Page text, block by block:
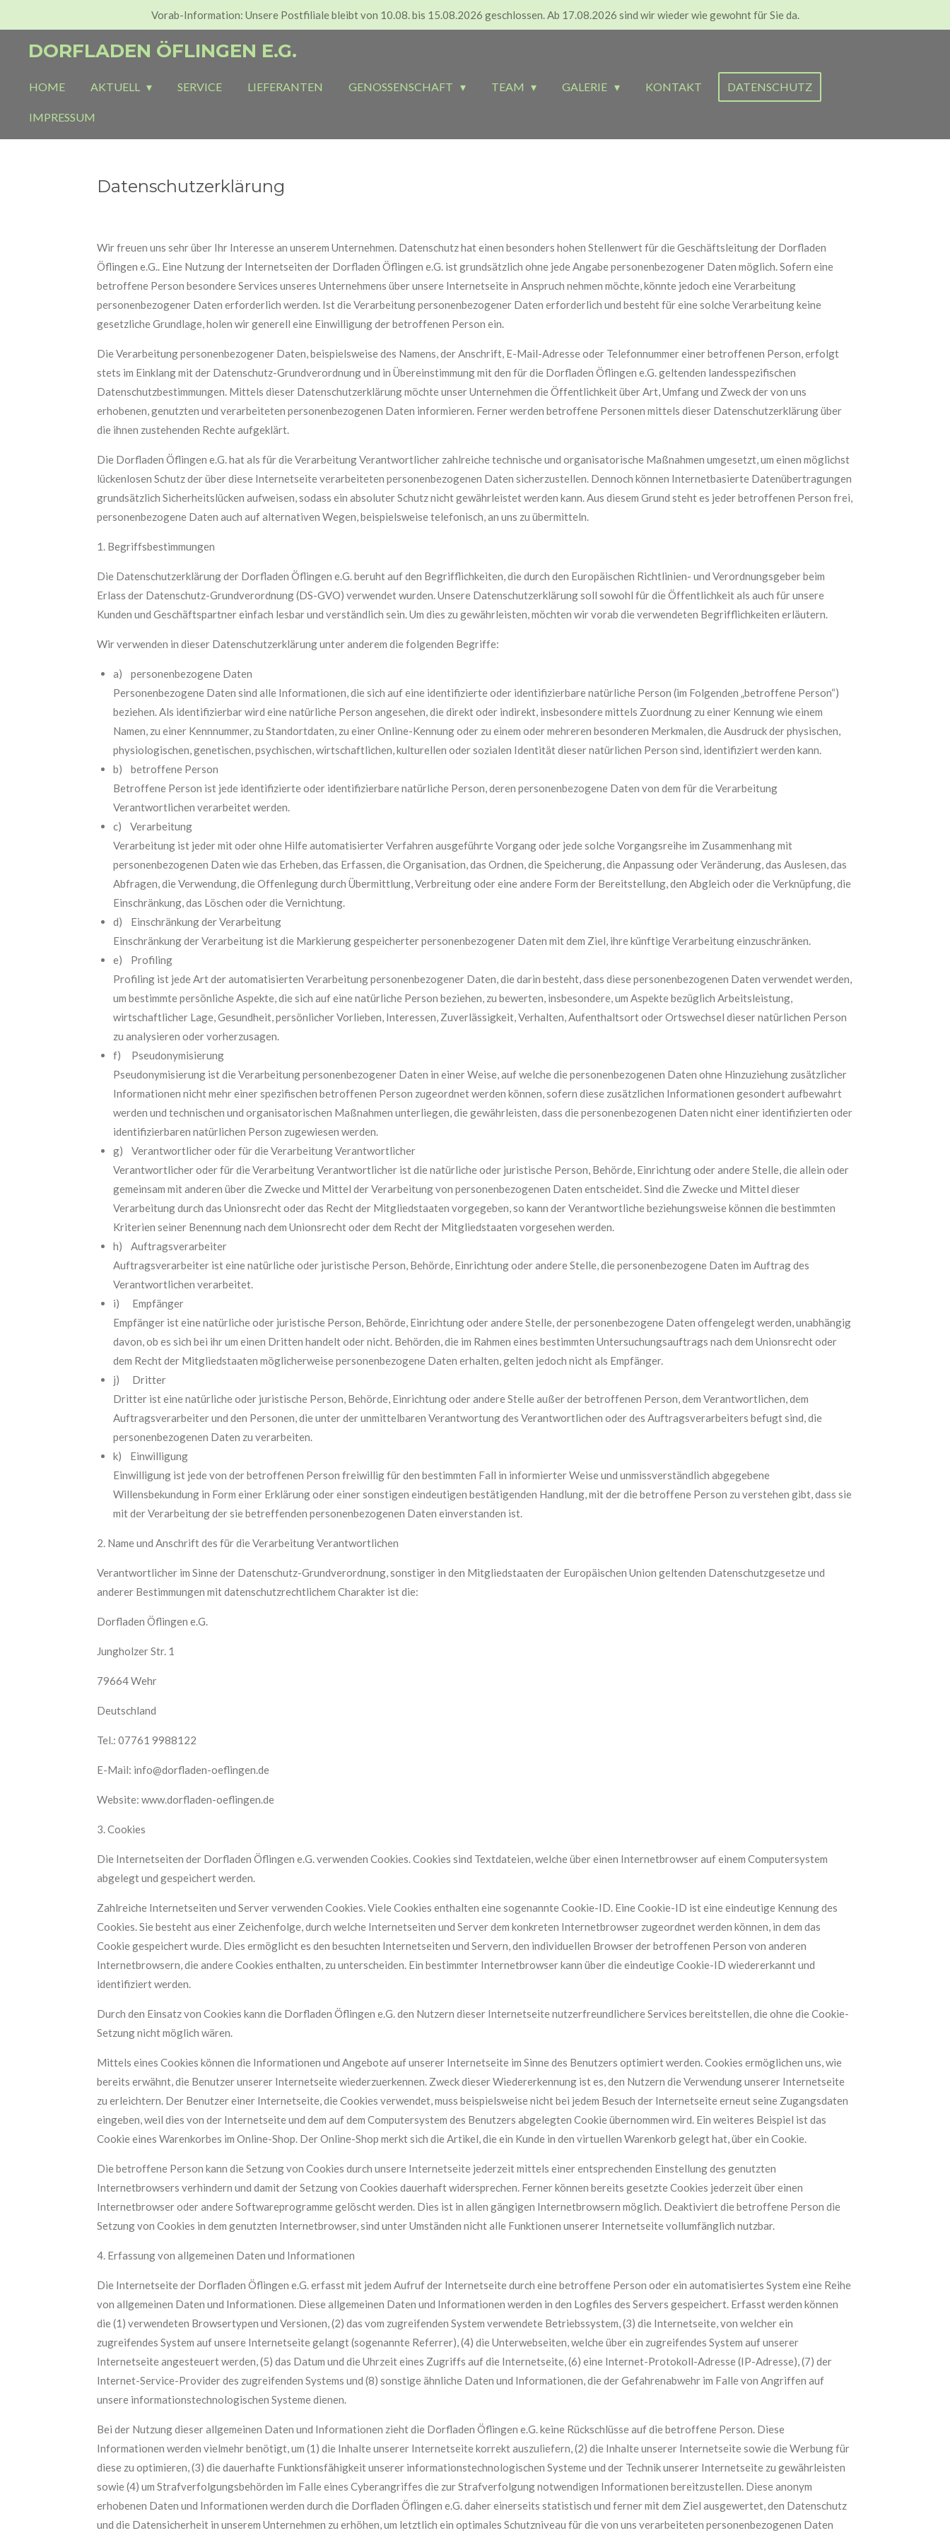
springen
Vorab-Information: Unsere Postfiliale bleibt von 10.08. bis 15.08.2026 geschlossen. Ab 17.08.2026 sind wir wieder wie gewohnt für Sie da.
DORFLADEN ÖFLINGEN E.G.
HOME AKTUELL SERVICE LIEFERANTEN GENOSSENSCHAFT TEAM GALERIE KONTAKT DATENSCHUTZ
IMPRESSUM
Datenschutzerklärung
Wir freuen uns sehr über Ihr Interesse an unserem Unternehmen. Datenschutz hat einen besonders hohen Stellenwert für die Geschäftsleitung der Dorfladen
Öflingen e.G.. Eine Nutzung der Internetseiten der Dorfladen Öflingen e.G. ist grundsätzlich ohne jede Angabe personenbezogener Daten möglich. Sofern eine
betroffene Person besondere Services unseres Unternehmens über unsere Internetseite in Anspruch nehmen möchte, könnte jedoch eine Verarbeitung
personenbezogener Daten erforderlich werden. Ist die Verarbeitung personenbezogener Daten erforderlich und besteht für eine solche Verarbeitung keine
gesetzliche Grundlage, holen wir generell eine Einwilligung der betroffenen Person ein.
Die Verarbeitung personenbezogener Daten, beispielsweise des Namens, der Anschrift, E-Mail-Adresse oder Telefonnummer einer betroffenen Person, erfolgt
stets im Einklang mit der Datenschutz-Grundverordnung und in Übereinstimmung mit den für die Dorfladen Öflingen e.G. geltenden landesspezifischen
Datenschutzbestimmungen. Mittels dieser Datenschutzerklärung möchte unser Unternehmen die Öffentlichkeit über Art, Umfang und Zweck der von uns
erhobenen, genutzten und verarbeiteten personenbezogenen Daten informieren. Ferner werden betroffene Personen mittels dieser Datenschutzerklärung über
die ihnen zustehenden Rechte aufgeklärt.
Die Dorfladen Öflingen e.G. hat als für die Verarbeitung Verantwortlicher zahlreiche technische und organisatorische Maßnahmen umgesetzt, um einen möglichst
lückenlosen Schutz der über diese Internetseite verarbeiteten personenbezogenen Daten sicherzustellen. Dennoch können Internetbasierte Datenübertragungen
grundsätzlich Sicherheitslücken aufweisen, sodass ein absoluter Schutz nicht gewährleistet werden kann. Aus diesem Grund steht es jeder betroffenen Person frei,
personenbezogene Daten auch auf alternativen Wegen, beispielsweise telefonisch, an uns zu übermitteln.
1. Begriffsbestimmungen
Die Datenschutzerklärung der Dorfladen Öflingen e.G. beruht auf den Begrifflichkeiten, die durch den Europäischen Richtlinien- und Verordnungsgeber beim
Erlass der Datenschutz-Grundverordnung (DS-GVO) verwendet wurden. Unsere Datenschutzerklärung soll sowohl für die Öffentlichkeit als auch für unsere
Kunden und Geschäftspartner einfach lesbar und verständlich sein. Um dies zu gewährleisten, möchten wir vorab die verwendeten Begrifflichkeiten erläutern.
Wir verwenden in dieser Datenschutzerklärung unter anderem die folgenden Begriffe:
a) personenbezogene Daten
Personenbezogene Daten sind alle Informationen, die sich auf eine identifizierte oder identifizierbare natürliche Person (im Folgenden „betroffene Person“)
beziehen. Als identifizierbar wird eine natürliche Person angesehen, die direkt oder indirekt, insbesondere mittels Zuordnung zu einer Kennung wie einem
Namen, zu einer Kennnummer, zu Standortdaten, zu einer Online-Kennung oder zu einem oder mehreren besonderen Merkmalen, die Ausdruck der physischen,
physiologischen, genetischen, psychischen, wirtschaftlichen, kulturellen oder sozialen Identität dieser natürlichen Person sind, identifiziert werden kann.
b) betroffene Person
Betroffene Person ist jede identifizierte oder identifizierbare natürliche Person, deren personenbezogene Daten von dem für die Verarbeitung
Verantwortlichen verarbeitet werden.
c) Verarbeitung
Verarbeitung ist jeder mit oder ohne Hilfe automatisierter Verfahren ausgeführte Vorgang oder jede solche Vorgangsreihe im Zusammenhang mit
personenbezogenen Daten wie das Erheben, das Erfassen, die Organisation, das Ordnen, die Speicherung, die Anpassung oder Veränderung, das Auslesen, das
Abfragen, die Verwendung, die Offenlegung durch Übermittlung, Verbreitung oder eine andere Form der Bereitstellung, den Abgleich oder die Verknüpfung, die
Einschränkung, das Löschen oder die Vernichtung.
d) Einschränkung der Verarbeitung
Einschränkung der Verarbeitung ist die Markierung gespeicherter personenbezogener Daten mit dem Ziel, ihre künftige Verarbeitung einzuschränken.
e) Profiling
Profiling ist jede Art der automatisierten Verarbeitung personenbezogener Daten, die darin besteht, dass diese personenbezogenen Daten verwendet werden,
um bestimmte persönliche Aspekte, die sich auf eine natürliche Person beziehen, zu bewerten, insbesondere, um Aspekte bezüglich Arbeitsleistung,
wirtschaftlicher Lage, Gesundheit, persönlicher Vorlieben, Interessen, Zuverlässigkeit, Verhalten, Aufenthaltsort oder Ortswechsel dieser natürlichen Person
zu analysieren oder vorherzusagen.
f) Pseudonymisierung
Pseudonymisierung ist die Verarbeitung personenbezogener Daten in einer Weise, auf welche die personenbezogenen Daten ohne Hinzuziehung zusätzlicher
Informationen nicht mehr einer spezifischen betroffenen Person zugeordnet werden können, sofern diese zusätzlichen Informationen gesondert aufbewahrt
werden und technischen und organisatorischen Maßnahmen unterliegen, die gewährleisten, dass die personenbezogenen Daten nicht einer identifizierten oder
identifizierbaren natürlichen Person zugewiesen werden.
g) Verantwortlicher oder für die Verarbeitung Verantwortlicher
Verantwortlicher oder für die Verarbeitung Verantwortlicher ist die natürliche oder juristische Person, Behörde, Einrichtung oder andere Stelle, die allein oder
gemeinsam mit anderen über die Zwecke und Mittel der Verarbeitung von personenbezogenen Daten entscheidet. Sind die Zwecke und Mittel dieser
Verarbeitung durch das Unionsrecht oder das Recht der Mitgliedstaaten vorgegeben, so kann der Verantwortliche beziehungsweise können die bestimmten
Kriterien seiner Benennung nach dem Unionsrecht oder dem Recht der Mitgliedstaaten vorgesehen werden.
h) Auftragsverarbeiter
Auftragsverarbeiter ist eine natürliche oder juristische Person, Behörde, Einrichtung oder andere Stelle, die personenbezogene Daten im Auftrag des
Verantwortlichen verarbeitet.
i) Empfänger
Empfänger ist eine natürliche oder juristische Person, Behörde, Einrichtung oder andere Stelle, der personenbezogene Daten offengelegt werden, unabhängig
davon, ob es sich bei ihr um einen Dritten handelt oder nicht. Behörden, die im Rahmen eines bestimmten Untersuchungsauftrags nach dem Unionsrecht oder
dem Recht der Mitgliedstaaten möglicherweise personenbezogene Daten erhalten, gelten jedoch nicht als Empfänger.
j) Dritter
Dritter ist eine natürliche oder juristische Person, Behörde, Einrichtung oder andere Stelle außer der betroffenen Person, dem Verantwortlichen, dem
Auftragsverarbeiter und den Personen, die unter der unmittelbaren Verantwortung des Verantwortlichen oder des Auftragsverarbeiters befugt sind, die
personenbezogenen Daten zu verarbeiten.
k) Einwilligung
Einwilligung ist jede von der betroffenen Person freiwillig für den bestimmten Fall in informierter Weise und unmissverständlich abgegebene
Willensbekundung in Form einer Erklärung oder einer sonstigen eindeutigen bestätigenden Handlung, mit der die betroffene Person zu verstehen gibt, dass sie
mit der Verarbeitung der sie betreffenden personenbezogenen Daten einverstanden ist.
2. Name und Anschrift des für die Verarbeitung Verantwortlichen
Verantwortlicher im Sinne der Datenschutz-Grundverordnung, sonstiger in den Mitgliedstaaten der Europäischen Union geltenden Datenschutzgesetze und
anderer Bestimmungen mit datenschutzrechtlichem Charakter ist die:
Dorfladen Öflingen e.G.
Jungholzer Str. 1
79664 Wehr
Deutschland
Tel.: 07761 9988122
E-Mail: info@dorfladen-oeflingen.de
Website: www.dorfladen-oeflingen.de
3. Cookies
Die Internetseiten der Dorfladen Öflingen e.G. verwenden Cookies. Cookies sind Textdateien, welche über einen Internetbrowser auf einem Computersystem
abgelegt und gespeichert werden.
Zahlreiche Internetseiten und Server verwenden Cookies. Viele Cookies enthalten eine sogenannte Cookie-ID. Eine Cookie-ID ist eine eindeutige Kennung des
Cookies. Sie besteht aus einer Zeichenfolge, durch welche Internetseiten und Server dem konkreten Internetbrowser zugeordnet werden können, in dem das
Cookie gespeichert wurde. Dies ermöglicht es den besuchten Internetseiten und Servern, den individuellen Browser der betroffenen Person von anderen
Internetbrowsern, die andere Cookies enthalten, zu unterscheiden. Ein bestimmter Internetbrowser kann über die eindeutige Cookie-ID wiedererkannt und
identifiziert werden.
Durch den Einsatz von Cookies kann die Dorfladen Öflingen e.G. den Nutzern dieser Internetseite nutzerfreundlichere Services bereitstellen, die ohne die Cookie-
Setzung nicht möglich wären.
Mittels eines Cookies können die Informationen und Angebote auf unserer Internetseite im Sinne des Benutzers optimiert werden. Cookies ermöglichen uns, wie
bereits erwähnt, die Benutzer unserer Internetseite wiederzuerkennen. Zweck dieser Wiedererkennung ist es, den Nutzern die Verwendung unserer Internetseite
zu erleichtern. Der Benutzer einer Internetseite, die Cookies verwendet, muss beispielsweise nicht bei jedem Besuch der Internetseite erneut seine Zugangsdaten
eingeben, weil dies von der Internetseite und dem auf dem Computersystem des Benutzers abgelegten Cookie übernommen wird. Ein weiteres Beispiel ist das
Cookie eines Warenkorbes im Online-Shop. Der Online-Shop merkt sich die Artikel, die ein Kunde in den virtuellen Warenkorb gelegt hat, über ein Cookie.
Die betroffene Person kann die Setzung von Cookies durch unsere Internetseite jederzeit mittels einer entsprechenden Einstellung des genutzten
Internetbrowsers verhindern und damit der Setzung von Cookies dauerhaft widersprechen. Ferner können bereits gesetzte Cookies jederzeit über einen
Internetbrowser oder andere Softwareprogramme gelöscht werden. Dies ist in allen gängigen Internetbrowsern möglich. Deaktiviert die betroffene Person die
Setzung von Cookies in dem genutzten Internetbrowser, sind unter Umständen nicht alle Funktionen unserer Internetseite vollumfänglich nutzbar.
4. Erfassung von allgemeinen Daten und Informationen
Die Internetseite der Dorfladen Öflingen e.G. erfasst mit jedem Aufruf der Internetseite durch eine betroffene Person oder ein automatisiertes System eine Reihe
von allgemeinen Daten und Informationen. Diese allgemeinen Daten und Informationen werden in den Logfiles des Servers gespeichert. Erfasst werden können
die (1) verwendeten Browsertypen und Versionen, (2) das vom zugreifenden System verwendete Betriebssystem, (3) die Internetseite, von welcher ein
zugreifendes System auf unsere Internetseite gelangt (sogenannte Referrer), (4) die Unterwebseiten, welche über ein zugreifendes System auf unserer
Internetseite angesteuert werden, (5) das Datum und die Uhrzeit eines Zugriffs auf die Internetseite, (6) eine Internet-Protokoll-Adresse (IP-Adresse), (7) der
Internet-Service-Provider des zugreifenden Systems und (8) sonstige ähnliche Daten und Informationen, die der Gefahrenabwehr im Falle von Angriffen auf
unsere informationstechnologischen Systeme dienen.
Bei der Nutzung dieser allgemeinen Daten und Informationen zieht die Dorfladen Öflingen e.G. keine Rückschlüsse auf die betroffene Person. Diese
Informationen werden vielmehr benötigt, um (1) die Inhalte unserer Internetseite korrekt auszuliefern, (2) die Inhalte unserer Internetseite sowie die Werbung für
diese zu optimieren, (3) die dauerhafte Funktionsfähigkeit unserer informationstechnologischen Systeme und der Technik unserer Internetseite zu gewährleisten
sowie (4) um Strafverfolgungsbehörden im Falle eines Cyberangriffes die zur Strafverfolgung notwendigen Informationen bereitzustellen. Diese anonym
erhobenen Daten und Informationen werden durch die Dorfladen Öflingen e.G. daher einerseits statistisch und ferner mit dem Ziel ausgewertet, den Datenschutz
und die Datensicherheit in unserem Unternehmen zu erhöhen, um letztlich ein optimales Schutzniveau für die von uns verarbeiteten personenbezogenen Daten